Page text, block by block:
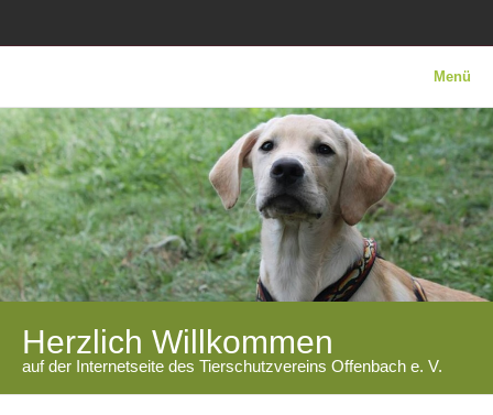
Menü
Herzlich Willkommen
auf der Internetseite des Tierschutzvereins Offenbach e. V.